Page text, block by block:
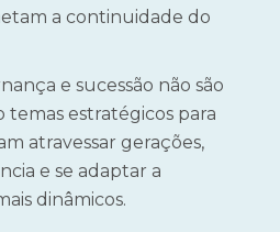
a continuidade do
e sucessão não são
temas estratégicos para
atravessar gerações,
e se adaptar a
dinâmicos.